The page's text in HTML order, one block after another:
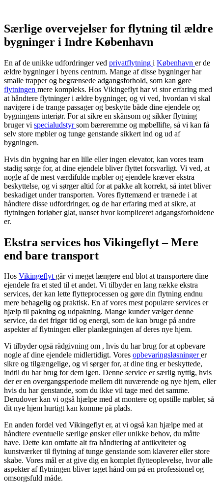
Særlige overvejelser for flytning til ældre
bygninger i Indre København
En af de unikke udfordringer ved privatflytning i København er de
ældre bygninger i byens centrum. Mange af disse bygninger har
smalle trapper og begrænsede adgangsforhold, som kan gøre
flytningen mere kompleks. Hos Vikingeflyt har vi stor erfaring med
at håndtere flytninger i ældre bygninger, og vi ved, hvordan vi skal
navigere i de trange passager og beskytte både dine ejendele og
bygningens interiør. For at sikre en skånsom og sikker flytning
bruger vi specialudstyrsom bæreremme og møbellifte, så vi kan få
selv store møbler og tunge genstande sikkert ind og ud af
bygningen.
Hvis din bygning har en lille eller ingen elevator, kan vores team
stadig sørge for, at dine ejendele bliver flyttet forsvarligt. Vi ved, at
nogle af de mest værdifulde møbler og ejendele kræver ekstra
beskyttelse, og vi sørger altid for at pakke alt korrekt, så intet bliver
beskadiget under transporten. Vores flyttemænd er trænede i at
håndtere disse udfordringer, og de har erfaring med at sikre, at
flytningen forløber glat, uanset hvor kompliceret adgangsforholdene
er.
Ekstra services hos Vikingeflyt – Mere
end bare transport
Hos Vikingeflyt går vi meget længere end blot at transportere dine
ejendele fra et sted til et andet. Vi tilbyder en lang række ekstra
services, der kan lette flytteprocessen og gøre din flytning endnu
mere behagelig og praktisk. En af vores mest populære services er
hjælp til pakning og udpakning. Mange kunder vælger denne
service, da det frigør tid og energi, som de kan bruge på andre
aspekter af flytningen eller planlægningen af deres nye hjem.
Vi tilbyder også rådgivning om , hvis du har brug for at opbevare
nogle af dine ejendele midlertidigt. Vores opbevaringsløsningerer
sikre og tilgængelige, og vi sørger for, at dine ting er beskyttede,
indtil du har brug for dem igen. Denne service er særlig nyttig, hvis
der er en overgangsperiode mellem dit nuværende og nye hjem, eller
hvis du har genstande, som du ikke vil tage med det samme.
Derudover kan vi også hjælpe med at montere og opstille møbler, så
dit nye hjem hurtigt kan komme på plads.
En anden fordel ved Vikingeflyt er, at vi også kan hjælpe med at
håndtere eventuelle særlige ønsker eller unikke behov, du måtte
have. Dette kan omfatte alt fra håndtering af antikviteter og
kunstværker til flytning af tunge genstande som klaverer eller store
skabe. Vores mål er at give dig en komplet flytteoplevelse, hvor alle
aspekter af flytningen bliver taget hånd om på en professionel og
omsorgsfuld måde.